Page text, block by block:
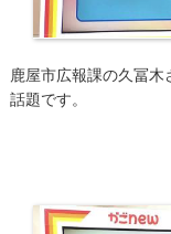
鹿屋市広報課の久冨
話題です。